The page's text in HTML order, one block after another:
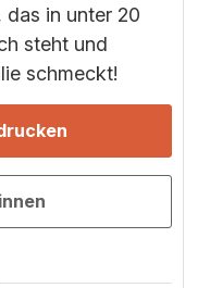
das in unter 20
steht und
schmeckt!